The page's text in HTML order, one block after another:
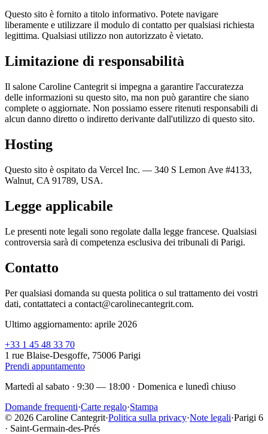
Questo sito è fornito a titolo informativo. Potete navigare
liberamente e utilizzare il modulo di contatto per qualsiasi richiesta
legittima. Qualsiasi utilizzo non autorizzato è vietato.
Limitazione di responsabilità
Il salone Caroline Cantegrit si impegna a garantire l'accuratezza
delle informazioni su questo sito, ma non può garantire che siano
complete o aggiornate. Non possiamo essere ritenuti responsabili di
alcun danno diretto o indiretto derivante dall'utilizzo di questo sito.
Hosting
Questo sito è ospitato da Vercel Inc. — 340 S Lemon Ave #4133,
Walnut, CA 91789, USA.
Legge applicabile
Le presenti note legali sono regolate dalla legge francese. Qualsiasi
controversia sarà di competenza esclusiva dei tribunali di Parigi.
Contatto
Per qualsiasi domanda su questa politica o sul trattamento dei vostri
dati, contattateci a contact@carolinecantegrit.com.
Ultimo aggiornamento: aprile 2026
+33 1 45 48 33 70
1 rue Blaise-Desgoffe, 75006 Parigi
Prendi appuntamento
Martedì al sabato · 9:30 — 18:00 · Domenica e lunedì chiuso
Domande frequenti·Carte regalo·Stampa
© 2026 Caroline Cantegrit·Politica sulla privacy·Note legali·Parigi 6
· Saint-Germain-des-Prés